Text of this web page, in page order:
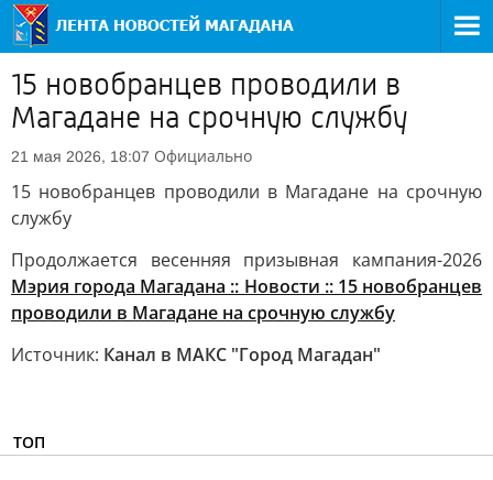
15 новобранцев проводили в
Магадане на срочную службу
21 мая 2026, 18:07 Официально
15 новобранцев проводили в Магадане на срочную
службу
Продолжается весенняя призывная кампания-2026
Мэрия города Магадана :: Новости :: 15 новобранцев
проводили в Магадане на срочную службу
Источник: Канал в МАКС "Город Магадан"
ТОП